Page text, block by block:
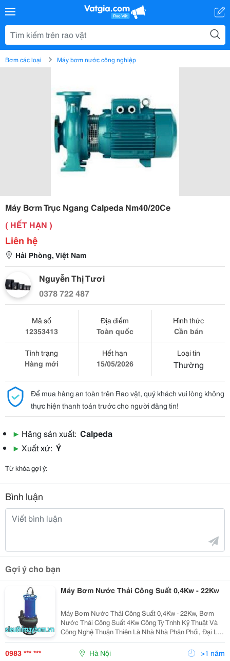
Bơm các loại Máy bơm nước công nghiệp
Máy Bơm Trục Ngang Calpeda Nm40/20Ce
( HẾT HẠN )
Liên hệ
Hải Phòng, Việt Nam
Nguyễn Thị Tươi
0378 722 487
Mã số
12353413
Địa điểm
Toàn quốc
Hình thức
Cần bán
Tình trạng
Hàng mới
Hết hạn
15/05/2026
Loại tin
Thường
Để mua hàng an toàn trên Rao vặt, quý khách vui lòng không
thực hiện thanh toán trước cho người đăng tin!
▶ Hãng sản xuất: Calpeda
▶ Xuất xứ: Ý
Từ khóa gợi ý:
Bình luận
Gợi ý cho bạn
Máy Bơm Nước Thải Công Suất 0,4Kw - 22Kw
Máy Bơm Nước Thải Công Suất 0,4Kw - 22Kw, Bơm
Nước Thải Công Suất 4Kw Công Ty Tnhh Kỹ Thuật Và
Công Nghệ Thuận Thiên Là Nhà Nhà Phân Phối, Đại Lý
Cấp 1 Ủy Quyền Chính Hãng Của Nhà Máy Tsurumi -
Japan Tại Việt Nam Địa Chỉ: Siêu Thị Máy Bơm ( 238
0983 *** *** Hà Nội >1 năm